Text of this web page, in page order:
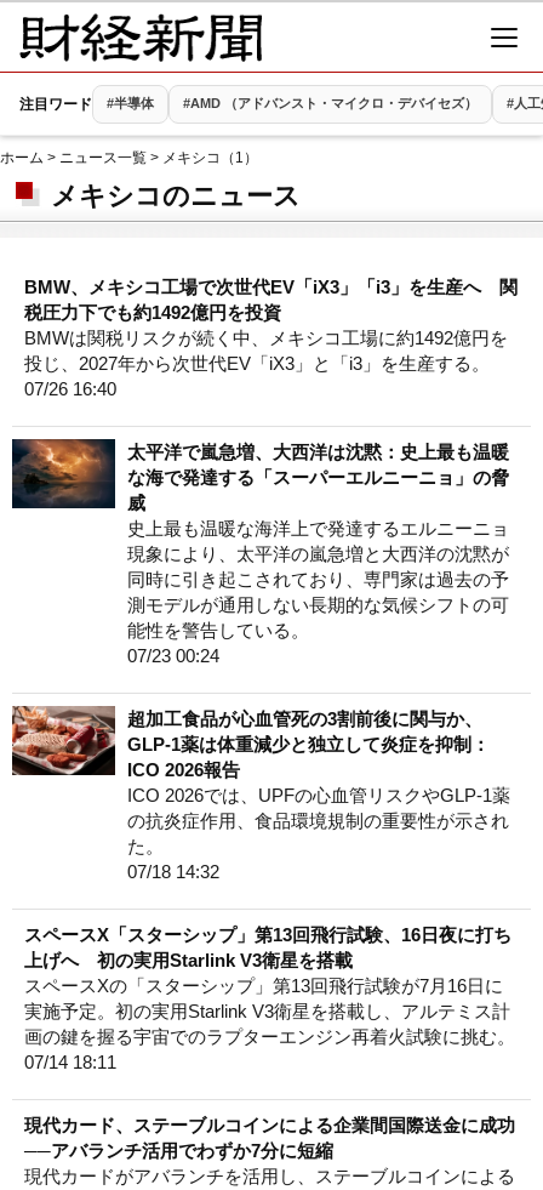
注目ワード #半導体 #AMD （アドバンスト・マイクロ・デバイセズ） #人
ホーム > ニュース一覧 > メキシコ（1）
メキシコのニュース
BMW、メキシコ工場で次世代EV「iX3」「i3」を生産へ 関
税圧力下でも約1492億円を投資
BMWは関税リスクが続く中、メキシコ工場に約1492億円を
投じ、2027年から次世代EV「iX3」と「i3」を生産する。
07/26 16:40
太平洋で嵐急増、大西洋は沈黙：史上最も温暖
な海で発達する「スーパーエルニーニョ」の脅
威
史上最も温暖な海洋上で発達するエルニーニョ
現象により、太平洋の嵐急増と大西洋の沈黙が
同時に引き起こされており、専門家は過去の予
測モデルが通用しない長期的な気候シフトの可
能性を警告している。
07/23 00:24
超加工食品が心血管死の3割前後に関与か、
GLP-1薬は体重減少と独立して炎症を抑制：
ICO 2026報告
ICO 2026では、UPFの心血管リスクやGLP-1薬
の抗炎症作用、食品環境規制の重要性が示され
た。
07/18 14:32
スペースX「スターシップ」第13回飛行試験、16日夜に打ち
上げへ 初の実用Starlink V3衛星を搭載
スペースXの「スターシップ」第13回飛行試験が7月16日に
実施予定。初の実用Starlink V3衛星を搭載し、アルテミス計
画の鍵を握る宇宙でのラプターエンジン再着火試験に挑む。
07/14 18:11
現代カード、ステーブルコインによる企業間国際送金に成功
──アバランチ活用でわずか7分に短縮
現代カードがアバランチを活用し、ステーブルコインによる